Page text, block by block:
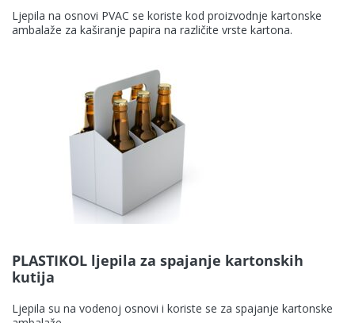
Ljepila na osnovi PVAC se koriste kod proizvodnje kartonske
ambalaže za kaširanje papira na različite vrste kartona.
PLASTIKOL ljepila za spajanje kartonskih
kutija
Ljepila su na vodenoj osnovi i koriste se za spajanje kartonske
KANSAI HELIOS Kemostik d.o.o
1241 Kamnik